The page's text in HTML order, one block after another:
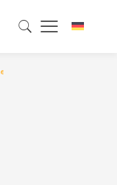
Türkis